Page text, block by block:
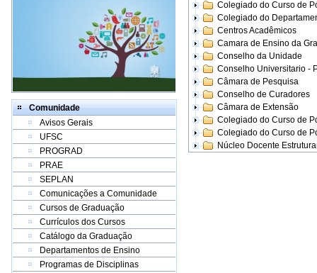
Comunidade
Avisos Gerais
UFSC
PROGRAD
PRAE
SEPLAN
Comunicações a Comunidade
Cursos de Graduação
Currículos dos Cursos
Catálogo da Graduação
Departamentos de Ensino
Programas de Disciplinas
Colegiado do Curso de
Colegiado do
Centros Acadêmicos
Camara de Ensino da
Conselho da Unidade
Conselho Universitario -
Câmara de Pesquisa
Conselho de Curadores
Câmara de Extensão
Colegiado do Curso de
Colegiado do Curso de
Núcleo Docente